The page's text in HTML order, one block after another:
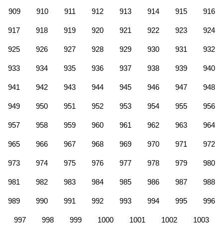
909 910 911 912 913 914 915 916
917 918 919 920 921 922 923 924
925 926 927 928 929 930 931 932
933 934 935 936 937 938 939 940
941 942 943 944 945 946 947 948
949 950 951 952 953 954 955 956
957 958 959 960 961 962 963 964
965 966 967 968 969 970 971 972
973 974 975 976 977 978 979 980
981 982 983 984 985 986 987 988
989 990 991 992 993 994 995 996
997 998 999 1000 1001 1002 1003